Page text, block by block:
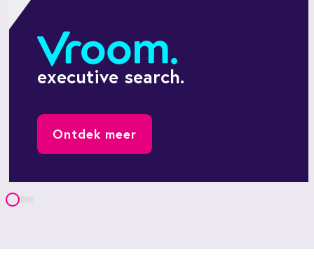
executive search.
Ontdek meer